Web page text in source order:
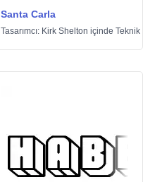
Santa Carla
Tasarımcı: Kirk Shelton içinde Teknik